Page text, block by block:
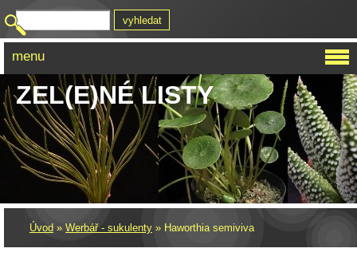
ZEL(E)NÉ LISTY
Úvod » Werbář - sukulenty » Haworthia semiviva
menu